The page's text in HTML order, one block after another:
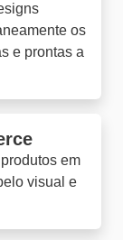
os
e prontas a
em
visual e